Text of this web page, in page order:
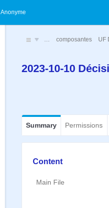
Anonyme
… composantes UF
2023-10-10
Summary Permissions
Content
Main File